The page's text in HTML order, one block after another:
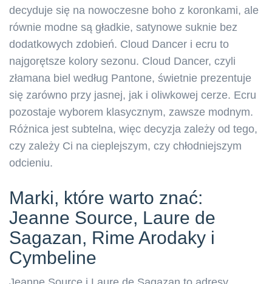
decyduje się na nowoczesne boho z koronkami, ale
równie modne są gładkie, satynowe suknie bez
dodatkowych zdobień. Cloud Dancer i ecru to
najgorętsze kolory sezonu. Cloud Dancer, czyli
złamana biel według Pantone, świetnie prezentuje
się zarówno przy jasnej, jak i oliwkowej cerze. Ecru
pozostaje wyborem klasycznym, zawsze modnym.
Różnica jest subtelna, więc decyzja zależy od tego,
czy zależy Ci na cieplejszym, czy chłodniejszym
odcieniu.
Marki, które warto znać:
Jeanne Source, Laure de
Sagazan, Rime Arodaky i
Cymbeline